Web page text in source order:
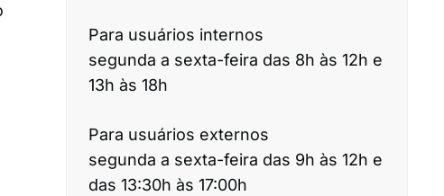
Para usuários internos
segunda a sexta-feira das 8h às 12h e
13h às 18h
Para usuários externos
segunda a sexta-feira das 9h às 12h e
das 13:30h às 17:00h